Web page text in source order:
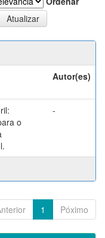
Autor(es)
o
-
1 Póximo